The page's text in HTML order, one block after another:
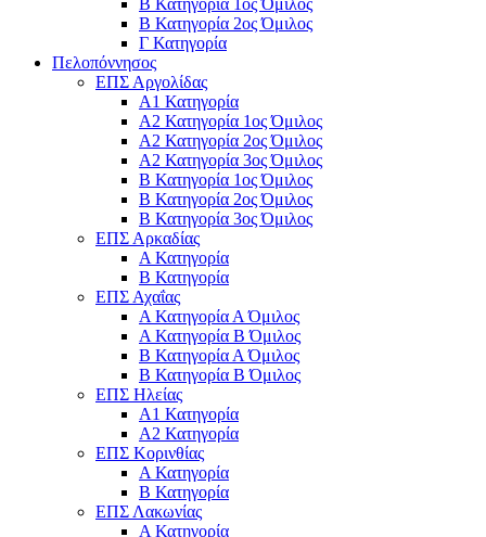
Β Κατηγορία 1ος Όμιλος
Β Κατηγορία 2ος Όμιλος
Γ Κατηγορία
Πελοπόννησος
ΕΠΣ Αργολίδας
Α1 Κατηγορία
Α2 Κατηγορία 1ος Όμιλος
Α2 Κατηγορία 2ος Όμιλος
Α2 Κατηγορία 3ος Όμιλος
Β Κατηγορία 1ος Όμιλος
Β Κατηγορία 2ος Όμιλος
Β Κατηγορία 3ος Όμιλος
ΕΠΣ Αρκαδίας
Α Κατηγορία
Β Κατηγορία
ΕΠΣ Αχαΐας
Α Κατηγορία Α Όμιλος
Α Κατηγορία Β Όμιλος
Β Κατηγορία Α Όμιλος
Β Κατηγορία Β Όμιλος
ΕΠΣ Ηλείας
Α1 Κατηγορία
Α2 Κατηγορία
ΕΠΣ Κορινθίας
Α Κατηγορία
Β Κατηγορία
ΕΠΣ Λακωνίας
Α Κατηγορία